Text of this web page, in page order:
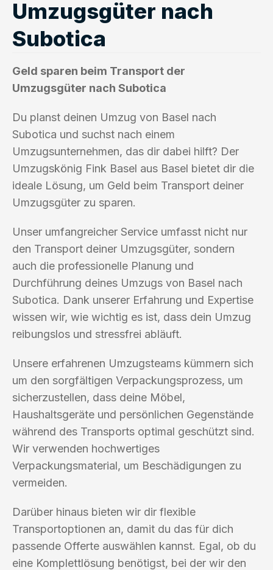
Umzugsgüter nach
Subotica
Geld sparen beim Transport der
Umzugsgüter nach Subotica
Du planst deinen Umzug von Basel nach
Subotica und suchst nach einem
Umzugsunternehmen, das dir dabei hilft? Der
Umzugskönig Fink Basel aus Basel bietet dir die
ideale Lösung, um Geld beim Transport deiner
Umzugsgüter zu sparen.
Unser umfangreicher Service umfasst nicht nur
den Transport deiner Umzugsgüter, sondern
auch die professionelle Planung und
Durchführung deines Umzugs von Basel nach
Subotica. Dank unserer Erfahrung und Expertise
wissen wir, wie wichtig es ist, dass dein Umzug
reibungslos und stressfrei abläuft.
Unsere erfahrenen Umzugsteams kümmern sich
um den sorgfältigen Verpackungsprozess, um
sicherzustellen, dass deine Möbel,
Haushaltsgeräte und persönlichen Gegenstände
während des Transports optimal geschützt sind.
Wir verwenden hochwertiges
Verpackungsmaterial, um Beschädigungen zu
vermeiden.
Darüber hinaus bieten wir dir flexible
Transportoptionen an, damit du das für dich
passende Offerte auswählen kannst. Egal, ob du
eine Komplettlösung benötigst, bei der wir den